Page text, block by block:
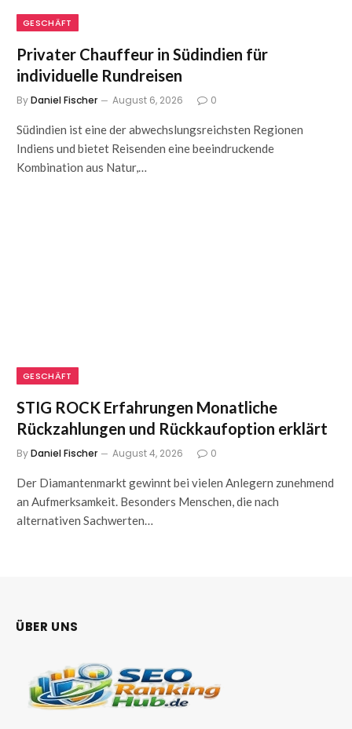
GESCHÄFT
Privater Chauffeur in Südindien für
individuelle Rundreisen
ByDaniel Fischer August 6, 2026 0
Südindien ist eine der abwechslungsreichsten Regionen
Indiens und bietet Reisenden eine beeindruckende
Kombination aus Natur,…
GESCHÄFT
STIG ROCK Erfahrungen Monatliche
Rückzahlungen und Rückkaufoption erklärt
ByDaniel Fischer August 4, 2026 0
Der Diamantenmarkt gewinnt bei vielen Anlegern zunehmend
an Aufmerksamkeit. Besonders Menschen, die nach
alternativen Sachwerten…
ÜBER UNS